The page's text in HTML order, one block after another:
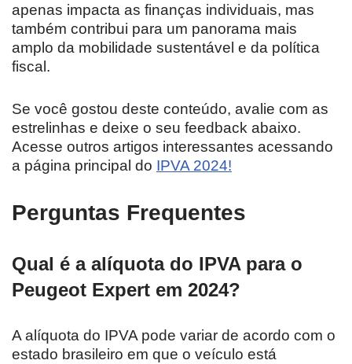
apenas impacta as finanças individuais, mas
também contribui para um panorama mais
amplo da mobilidade sustentável e da política
fiscal.
Se você gostou deste conteúdo, avalie com as
estrelinhas e deixe o seu feedback abaixo.
Acesse outros artigos interessantes acessando
a página principal do IPVA 2024!
Perguntas Frequentes
Qual é a alíquota do IPVA para o
Peugeot Expert em 2024?
A alíquota do IPVA pode variar de acordo com o
estado brasileiro em que o veículo está